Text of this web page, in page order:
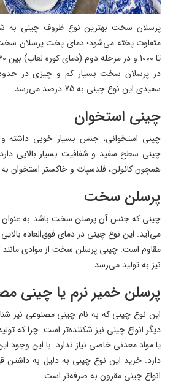
پرسلان سخت بهترین نوع ظروف چینی به
سفیدی این نوع چینی به 75 درصد می‌رسد.
چینی استخوان
چینی استخوانی، جنس بسیار خوبی داشته
چینی سطح سفید و شفافیت بسیار بالایی
همچون کائولن، فلدسپات و خاکستر استخوان
پرسلن سخت
چینی که جنس آن پرسلن سخت باشد به عنوان
می‌آید. این نوع چینی در دمای فوق‌العاده
مقاوم است. چینی پرسلن سخت از موادی مانند
نیز به تولید می‌رسد.
پرسلن خمیر نرم یا چینی
این نوع چینی که به نام چینی مصنوعی نیز
دیگر انواع چینی نیز شکننده‌تر است. چرا که
یا مواد معدنی خاصی نیاز ندارد. با این وجود
دارد. خرید این نوع چینی به دلیل به داشتن
انواع چینی مقرون به صرفه‌تر است.